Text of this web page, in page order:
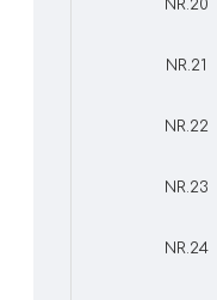
NR.20
NR.21
NR.22
NR.23
NR.24